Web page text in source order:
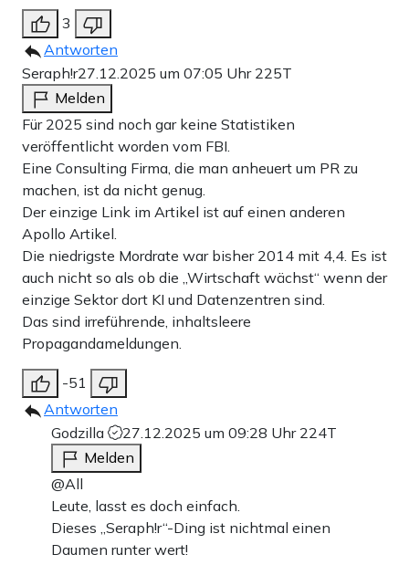
3
Antworten
Seraph!r27.12.2025 um 07:05 Uhr 225T
Melden
Für 2025 sind noch gar keine Statistiken
veröffentlicht worden vom FBI.
Eine Consulting Firma, die man anheuert um PR zu
machen, ist da nicht genug.
Der einzige Link im Artikel ist auf einen anderen
Apollo Artikel.
Die niedrigste Mordrate war bisher 2014 mit 4,4. Es ist
auch nicht so als ob die „Wirtschaft wächst“ wenn der
einzige Sektor dort KI und Datenzentren sind.
Das sind irreführende, inhaltsleere
Propagandameldungen.
-51
Antworten
Godzilla
27.12.2025 um 09:28 Uhr 224T
Melden
@All
Leute, lasst es doch einfach.
Dieses „Seraph!r“-Ding ist nichtmal einen
Daumen runter wert!